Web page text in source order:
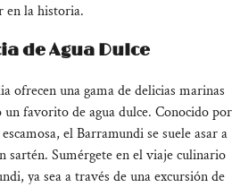
en la historia.
de Agua Dulce
ofrecen una gama de delicias marinas
favorito de agua dulce. Conocido por
el Barramundi se suele asar a
Sumérgete en el viaje culinario
ya sea a través de una excursión de